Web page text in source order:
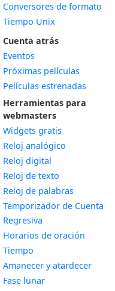
Conversores de formato
Tiempo Unix
Cuenta atrás
Eventos
Próximas películas
Películas estrenadas
Herramientas para
webmasters
Widgets gratis
Reloj analógico
Reloj digital
Reloj de texto
Reloj de palabras
Temporizador de Cuenta
Regresiva
Horarios de oración
Tiempo
Amanecer y atardecerWidget
Fase lunarWidget